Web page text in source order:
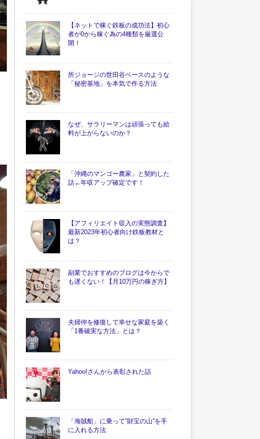
【ネットで稼ぐ鉄板の成功法】初心
者が0から稼ぐ為の4種類を厳選公
開！
所ジョージの世田谷ベースのような
「秘密基地」を本気で作る方法
なぜ、サラリーマンは頑張っても給
料が上がらないのか？
「沖縄のマンゴー農家」と契約した
話←年収アップ確定です！
【アフィリエイト収入の実態調査】
最新2023年初心者向け鉄板教材と
は？
副業でおすすめのブログは今からで
も遅くない！【月10万円の稼ぎ方】
夫婦仲を修復して幸せな家庭を築く
「1番確実な方法」とは？
Yahoo!さんから表彰された話
「海賊船」に乗って“財宝の山”を手
に入れる方法